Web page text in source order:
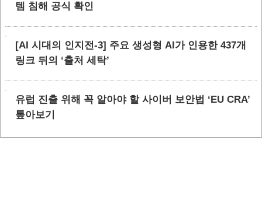
템 침해 공식 확인
[AI 시대의 인지전-3] 주요 생성형 AI가 인용한 437개
링크 뒤의 ‘출처 세탁’
유럽 진출 위해 꼭 알아야 할 사이버 보안법 ‘EU CRA’
톺아보기